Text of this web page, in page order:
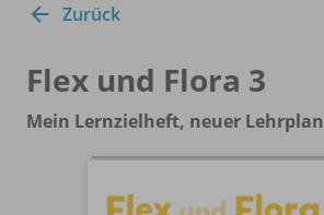
Zurück
Flex und Flora 3
Mein Lernzielheft, neuer Lehrplan